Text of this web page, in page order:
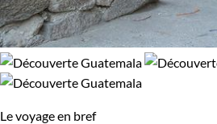
de cette grande civilisation
dans cette Amérique centrale
Guide de voyage Guatemala
Le voyage en bref